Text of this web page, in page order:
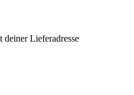
deiner Lieferadresse